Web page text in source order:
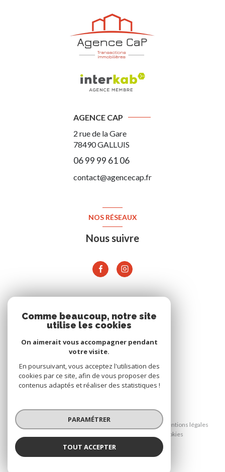
AGENCE CAP
2 rue de la Gare
78490GALLUIS
06 99 99 61 06
contact@agencecap.fr
NOS RÉSEAUX
Nous suivre
© 2026 | Tous droits réservés
Nos honoraires
Nos partenaires
Mentions légales
Cookies
Réalisé par :
Comme beaucoup, notre site
utilise les cookies
On aimerait vous accompagner pendant
votre visite.
En poursuivant, vous acceptez l'utilisation des
cookies par ce site, afin de vous proposer des
contenus adaptés et réaliser des statistiques !
PARAMÉTRER
TOUT ACCEPTER